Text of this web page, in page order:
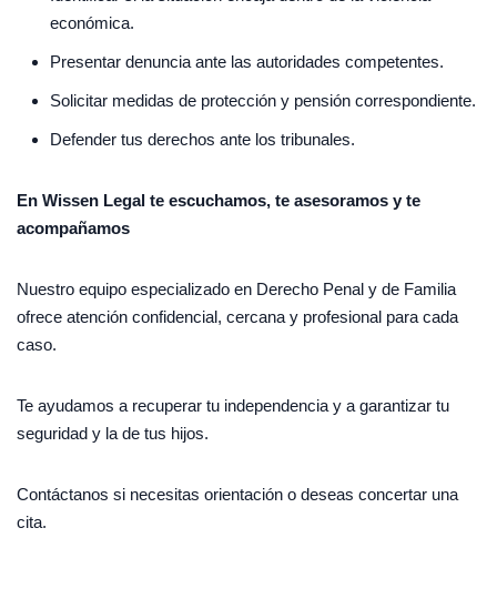
económica.
Presentar denuncia ante las autoridades competentes.
Solicitar medidas de protección y pensión correspondiente.
Defender tus derechos ante los tribunales.
En Wissen Legal te escuchamos, te asesoramos y te
acompañamos
Nuestro equipo especializado en Derecho Penal y de Familia
ofrece atención confidencial, cercana y profesional para cada
caso.
Te ayudamos a recuperar tu independencia y a garantizar tu
seguridad y la de tus hijos.
Contáctanos si necesitas orientación o deseas concertar una
cita.